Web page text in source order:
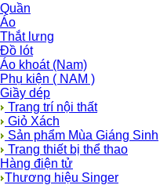
Quần
Áo
Thắt lưng
Đồ lót
Áo khoát (Nam)
Phụ kiện ( NAM )
Giầy dép
Trang trí nội thất
Giỏ Xách
Sản phẩm Mùa Giáng Sinh
Trang thiết bị thể thao
Hàng điện tử
Thương hiệu Singer